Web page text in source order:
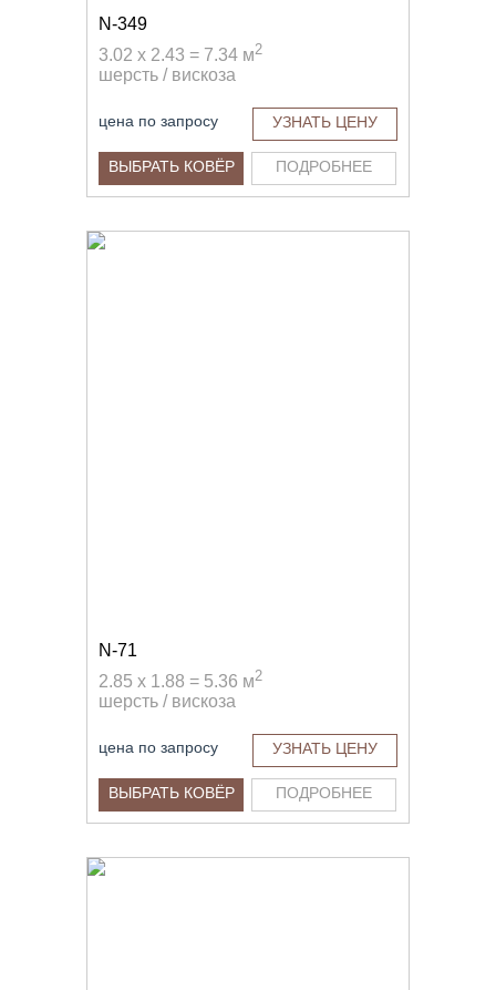
N-349
3.02 x 2.43 = 7.34 м2
шерсть / вискоза
цена по запросу УЗНАТЬ ЦЕНУ
ВЫБРАТЬ КОВЁР ПОДРОБНЕЕ
N-71
2.85 x 1.88 = 5.36 м2
шерсть / вискоза
цена по запросу УЗНАТЬ ЦЕНУ
ВЫБРАТЬ КОВЁР ПОДРОБНЕЕ